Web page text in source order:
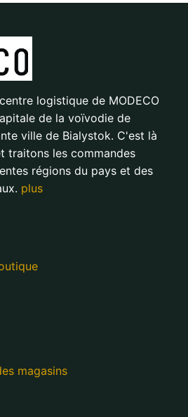
logistique de MODECO
de la voïvodie de
ville de Bialystok. C'est là
traitons les commandes
régions du pays et des
plus
magasins